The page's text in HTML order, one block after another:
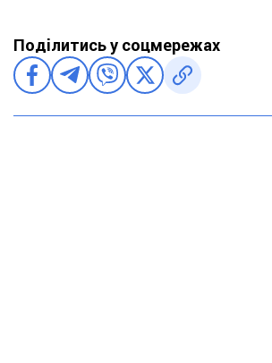
Поділитись у соцмережах